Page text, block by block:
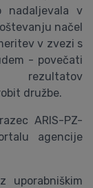
nadaljevala v
načel
v zvezi s
- povečati
družbe.
ARIS-PZ-
agencije